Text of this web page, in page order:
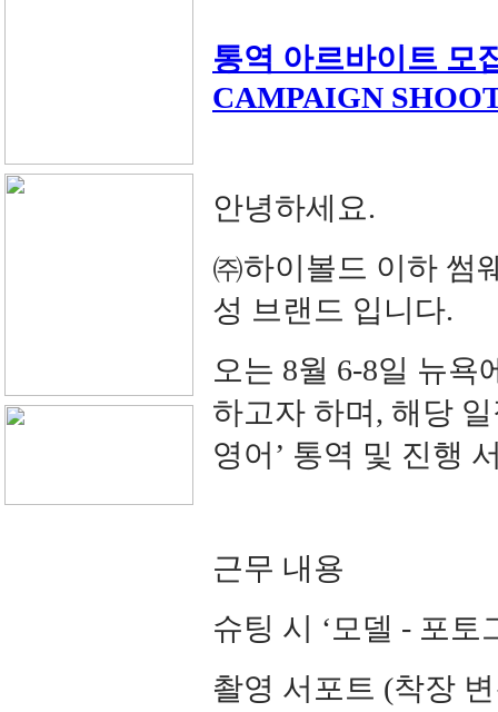
통역 아르바이트 모
CAMPAIGN
안녕하세요.
㈜하이볼드 이하 썸
성 브랜드 입니다.
오는 8월 6-8일 뉴욕
하고자 하며, 해당
영어’ 통역 및 진행
근무 내용
슈팅 시 ‘모델 - 포토
촬영 서포트 (착장